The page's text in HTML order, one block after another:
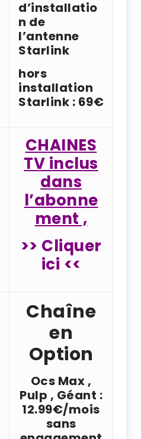
d’installatio
n de
l’antenne
Starlink
hors
installation
Starlink : 69€
CHAINES
TV inclus
dans
l’abonne
ment ,
>> Cliquer
ici <<
Chaîne
en
Option
Ocs Max ,
Pulp , Géant :
12.99€/mois
sans